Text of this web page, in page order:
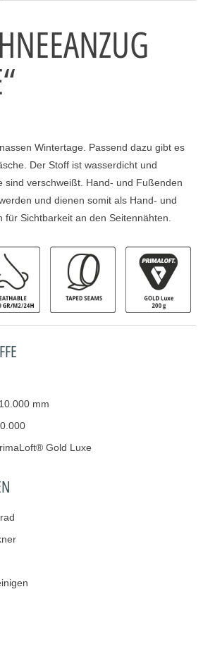
Wintertage. Passend dazu gibt es
Der Stoff ist wasserdicht und
sind verschweißt. Hand- und Fußenden
und dienen somit als Hand- und
für Sichtbarkeit an den Seitennähten.
mm
Gold Luxe